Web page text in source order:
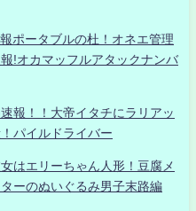
ポータブルの杜！オネエ管理
!オカマッフルアタックナンバ
報！！大帝イタチにラリアッ
パイルドライバー
はエリーちゃん人形！豆腐メ
ーのぬいぐるみ男子末路編